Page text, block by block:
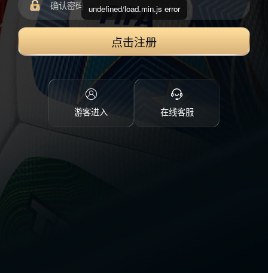
点击注册
游客进入 在线客服
undefined/load.min.js error